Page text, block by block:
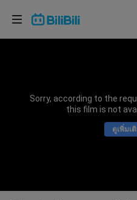
Sorry, according to the
this film is not
ดูเพิ่มเ
เลือกภาษา